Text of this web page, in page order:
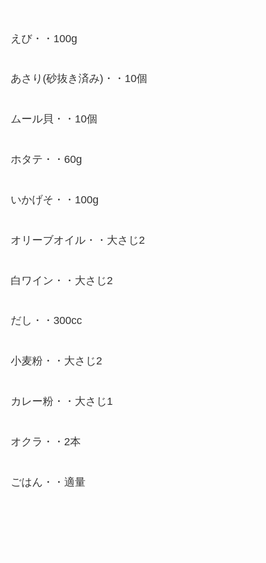
えび・・100g
あさり(砂抜き済み)・・10個
ムール貝・・10個
ホタテ・・60g
いかげそ・・100g
オリーブオイル・・大さじ2
白ワイン・・大さじ2
だし・・300cc
小麦粉・・大さじ2
カレー粉・・大さじ1
オクラ・・2本
ごはん・・適量